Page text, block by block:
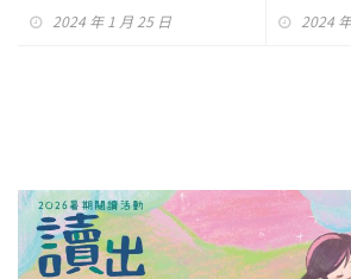
2024 年 1 月 25 日 2024